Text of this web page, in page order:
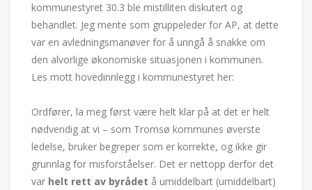
kommunestyret 30.3 ble mistilliten diskutert og
behandlet. Jeg mente som gruppeleder for AP, at dette
var en avledningsmanøver for å unngå å snakke om
den alvorlige økonomiske situasjonen i kommunen.
Les mott hovedinnlegg i kommunestyret her:
Ordfører, la meg først være helt klar på at det er helt
nødvendig at vi – som Tromsø kommunes øverste
ledelse, bruker begreper som er korrekte, og ikke gir
grunnlag for misforståelser. Det er nettopp derfor det
var helt rett av byrådet å umiddelbart (umiddelbart)